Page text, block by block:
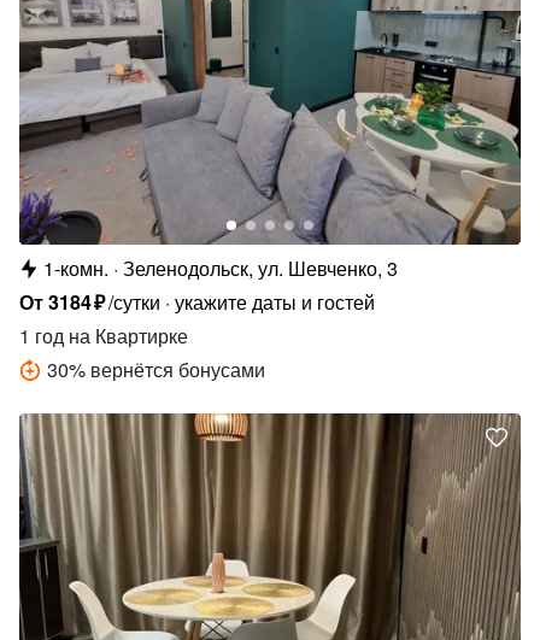
1-комн. Зеленодольск, ул. Шевченко, 3
От3184₽/сутки укажите даты и гостей
1 год на Квартирке
30% вернётся бонусами